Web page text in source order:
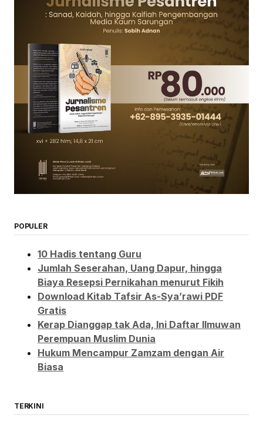
POPULER
10 Hadis tentang Guru
Jumlah Seserahan, Uang Dapur, hingga
Biaya Resepsi Pernikahan menurut Fikih
Download Kitab Tafsir As-Sya’rawi PDF
Gratis
Kerap Dianggap tak Ada, Ini Daftar Ilmuwan
Perempuan Muslim Dunia
Hukum Mencampur Zamzam dengan Air
Biasa
TERKINI